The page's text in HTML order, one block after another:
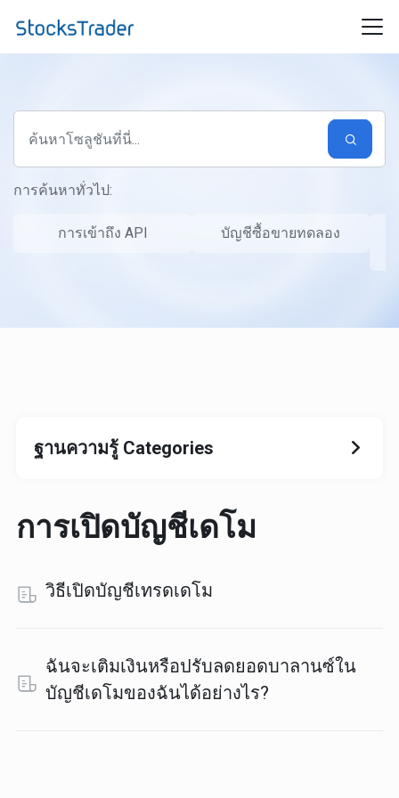
การค้นหาทั่วไป:
การเข้าถึง API บัญชีซื้อขายทดลอง
ฐานความรู้ Categories
การเปิดบัญชีเดโม
วิธีเปิดบัญชีเทรดเดโม
ฉันจะเติมเงินหรือปรับลดยอดบาลานซ์ใน
บัญชีเดโมของฉันได้อย่างไร?